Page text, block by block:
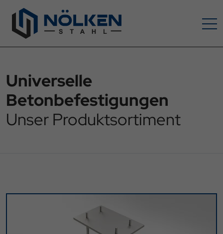
Universelle
Betonbefestigungen
Unser Produkt­sortiment